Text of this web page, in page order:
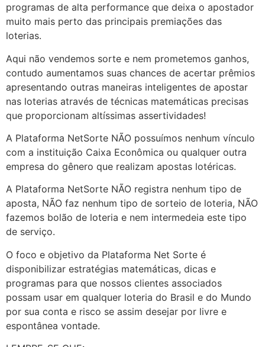
programas de alta performance que deixa o apostador
muito mais perto das principais premiações das
loterias.
Aqui não vendemos sorte e nem prometemos ganhos,
contudo aumentamos suas chances de acertar prêmios
apresentando outras maneiras inteligentes de apostar
nas loterias através de técnicas matemáticas precisas
que proporcionam altíssimas assertividades!
A Plataforma NetSorte NÃO possuímos nenhum vínculo
com a instituição Caixa Econômica ou qualquer outra
empresa do gênero que realizam apostas lotéricas.
A Plataforma NetSorte NÃO registra nenhum tipo de
aposta, NÃO faz nenhum tipo de sorteio de loteria, NÃO
fazemos bolão de loteria e nem intermedeia este tipo
de serviço.
O foco e objetivo da Plataforma Net Sorte é
disponibilizar estratégias matemáticas, dicas e
programas para que nossos clientes associados
possam usar em qualquer loteria do Brasil e do Mundo
por sua conta e risco se assim desejar por livre e
espontânea vontade.